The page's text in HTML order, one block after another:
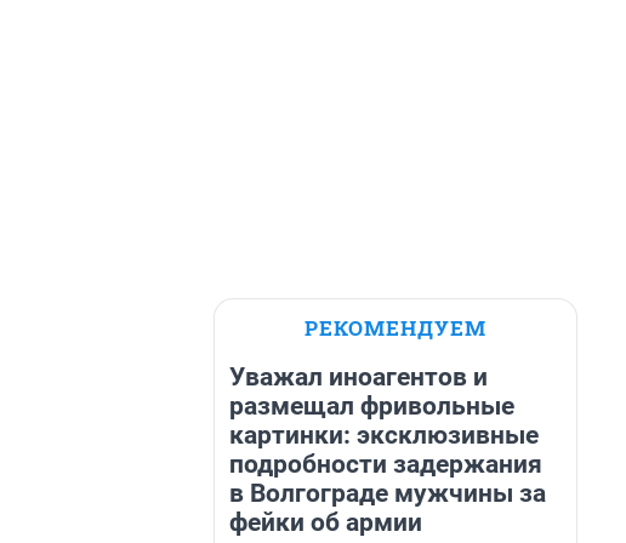
РЕКОМЕНДУЕМ
Уважал иноагентов и
размещал фривольные
картинки: эксклюзивные
подробности задержания
в Волгограде мужчины за
фейки об армии